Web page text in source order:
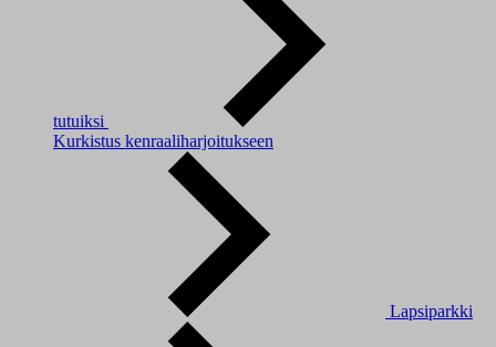
tutuiksi
Kurkistus kenraaliharjoitukseen
Lapsiparkki